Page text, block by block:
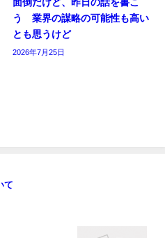
面倒だけど、昨日の話を書こ
う 業界の謀略の可能性も高い
とも思うけど
2026年7月25日
て